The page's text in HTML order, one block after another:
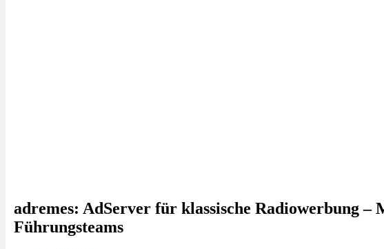
adremes: AdServer für klassische Radiowerbung
Führungsteams